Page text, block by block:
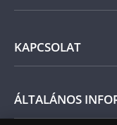
Magyar
KAPCSOLAT
Ügyfélszolgálat
Leiratkozás a
ÁLTALÁNOS